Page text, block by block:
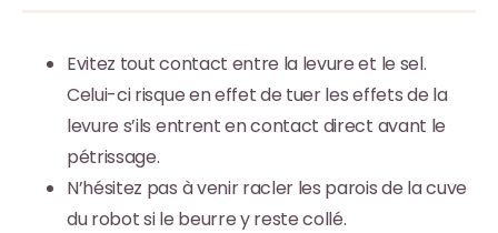
Evitez tout contact entre la levure et le sel.
Celui-ci risque en effet de tuer les effets de la
levure s’ils entrent en contact direct avant le
pétrissage.
N’hésitez pas à venir racler les parois de la cuve
du robot si le beurre y reste collé.